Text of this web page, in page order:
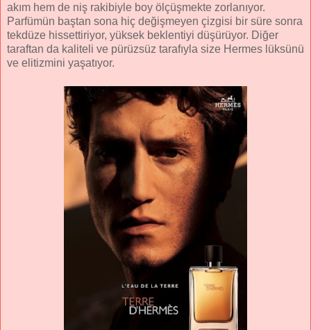
akım hem de niş rakibiyle boy ölçüşmekte zorlanıyor.
Parfümün baştan sona hiç değişmeyen çizgisi bir süre sonra
tekdüze hissettiriyor, yüksek beklentiyi düşürüyor. Diğer
taraftan da kaliteli ve pürüzsüz tarafıyla size Hermes lüksünü
ve elitizmini yaşatıyor.